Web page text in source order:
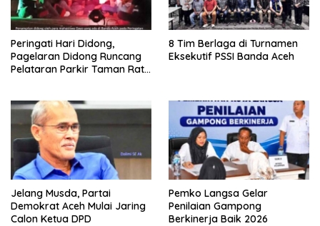
Peringati Hari Didong,
Pagelaran Didong Runcang
Pelataran Parkir Taman Ratu
8 Tim Berlaga di Turnamen
Eksekutif PSSI Banda Aceh
Jelang Musda, Partai
Demokrat Aceh Mulai Jaring
Calon Ketua DPD
Pemko Langsa Gelar
Penilaian Gampong
Berkinerja Baik 2026